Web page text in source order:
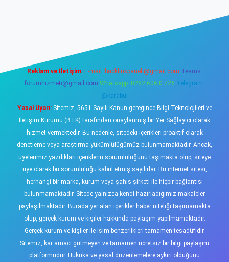
Reklam ve İletişim: E-mail: backlinkpaneli@gmail.com Teams:
forumhizmeti@gmail.com Whatsapp: 0262 606 0 726 Telegram:
@karabul
Yasal Uyarı:Sitemiz, 5651 Sayılı Kanun gereğince Bilgi Teknolojileri ve
İletişim Kurumu (BTK) tarafından onaylanmış bir Yer Sağlayıcı olarak
hizmet vermektedir. Bu nedenle, sitedeki içerikleri proaktif olarak
denetleme veya araştırma yükümlülüğümüz bulunmamaktadır. Ancak,
üyelerimiz yazdıkları içeriklerin sorumluluğunu taşımakta olup, siteye
üye olarak bu sorumluluğu kabul etmiş sayılırlar. Bu internet sitesi,
herhangi bir marka, kurum veya şahıs şirketi ile hiçbir bağlantısı
bulunmamaktadır. Sitede yalnızca kendi hazırladığımız makaleler
paylaşılmaktadır. Burada yer alan içerikler haber niteliği taşımamakta
olup, gerçek kurum ve kişiler hakkında paylaşım yapılmamaktadır.
Gerçek kurum ve kişiler ile isim benzerlikleri tamamen tesadüfidir.
Sitemiz, kar amacı gütmeyen ve tamamen ücretsiz bir bilgi paylaşım
platformudur. Hukuka ve yasal düzenlemelere aykırı olduğunu